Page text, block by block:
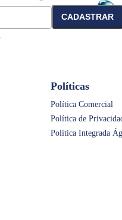
CADASTRAR
Políticas
Política Comercial
Política de
Política Integrada